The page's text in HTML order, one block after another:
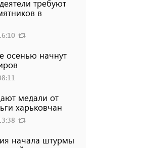
требуют
в
осенью начнут
медали от
харьковчан
начала штурмы